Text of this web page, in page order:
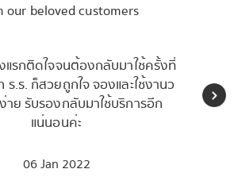
our beloved customers
แรกติดใจจนต้องกลับมาใช้ครั้งที่
.ร. ก็สวยถูกใจ จองและใช้งานว
าย รับรองกลับมาใช้บริการอีก
แน่นอนค่ะ
06 Jan 2022
ที่สำ